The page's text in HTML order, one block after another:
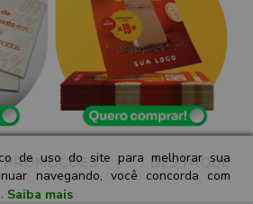
PROMOÇÕES | DESTAQUE
de uso do site para melhorar sua
navegando, você concorda com
Saiba mais